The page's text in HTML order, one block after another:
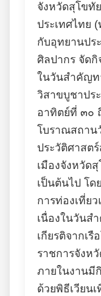
จังหวัดสุโขทั
ประเทศไทย
กับอุทยานปร
ศิลปากร จัดกิ
ในวันสำคัญท
วิสาขบูชาปร
อาทิตย์ที่ ๓๐
โบราณสถาน
ประวัติศาสต
เมืองจังหวัด
เป็นต้นไป โด
การท่องเที่ย
เนื่องในวันส
เกียรติจากเ
ราชการจังห
ภายในงานมี
ด้วยพิธีเวียน